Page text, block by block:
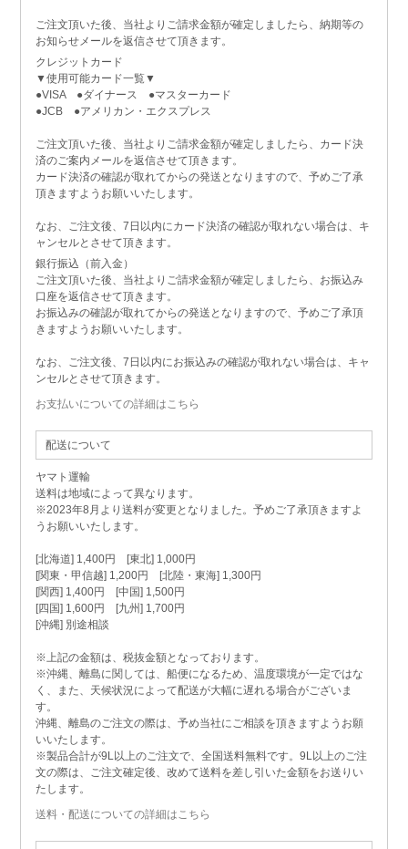
ご注文頂いた後、当社よりご請求金額が確定しましたら、納期等の
お知らせメールを返信させて頂きます。
クレジットカード
▼使用可能カード一覧▼
●VISA ●ダイナース ●マスターカード
●JCB ●アメリカン・エクスプレス
ご注文頂いた後、当社よりご請求金額が確定しましたら、カード決
済のご案内メールを返信させて頂きます。
カード決済の確認が取れてからの発送となりますので、予めご了承
頂きますようお願いいたします。
なお、ご注文後、7日以内にカード決済の確認が取れない場合は、キ
ャンセルとさせて頂きます。
銀行振込（前入金）
ご注文頂いた後、当社よりご請求金額が確定しましたら、お振込み
口座を返信させて頂きます。
お振込みの確認が取れてからの発送となりますので、予めご了承頂
きますようお願いいたします。
なお、ご注文後、7日以内にお振込みの確認が取れない場合は、キャ
ンセルとさせて頂きます。
お支払いについての詳細はこちら
配送について
ヤマト運輸
送料は地域によって異なります。
※2023年8月より送料が変更となりました。予めご了承頂きますよ
うお願いいたします。
[北海道] 1,400円 [東北] 1,000円
[関東・甲信越] 1,200円 [北陸・東海] 1,300円
[関西] 1,400円 [中国] 1,500円
[四国] 1,600円 [九州] 1,700円
[沖縄] 別途相談
※上記の金額は、税抜金額となっております。
※沖縄、離島に関しては、船便になるため、温度環境が一定ではな
く、また、天候状況によって配送が大幅に遅れる場合がございま
す。
沖縄、離島のご注文の際は、予め当社にご相談を頂きますようお願
いいたします。
※製品合計が9L以上のご注文で、全国送料無料です。9L以上のご注
文の際は、ご注文確定後、改めて送料を差し引いた金額をお送りい
たします。
送料・配送についての詳細はこちら